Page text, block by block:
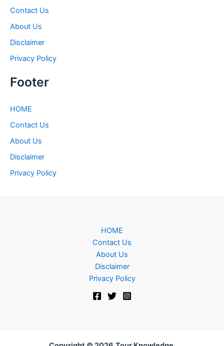
Contact Us
About Us
Disclaimer
Privacy Policy
Footer
HOME
Contact Us
About Us
Disclaimer
Privacy Policy
HOME
Contact Us
About Us
Disclaimer
Privacy Policy